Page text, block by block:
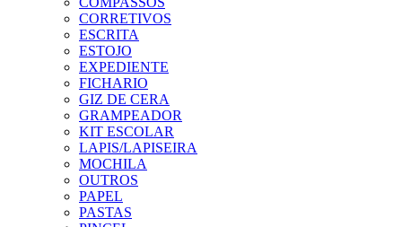
CORRETIVOS
ESCRITA
ESTOJO
EXPEDIENTE
FICHARIO
GIZ DE CERA
GRAMPEADOR
KIT ESCOLAR
LAPIS/LAPISEIRA
MOCHILA
OUTROS
PAPEL
PASTAS